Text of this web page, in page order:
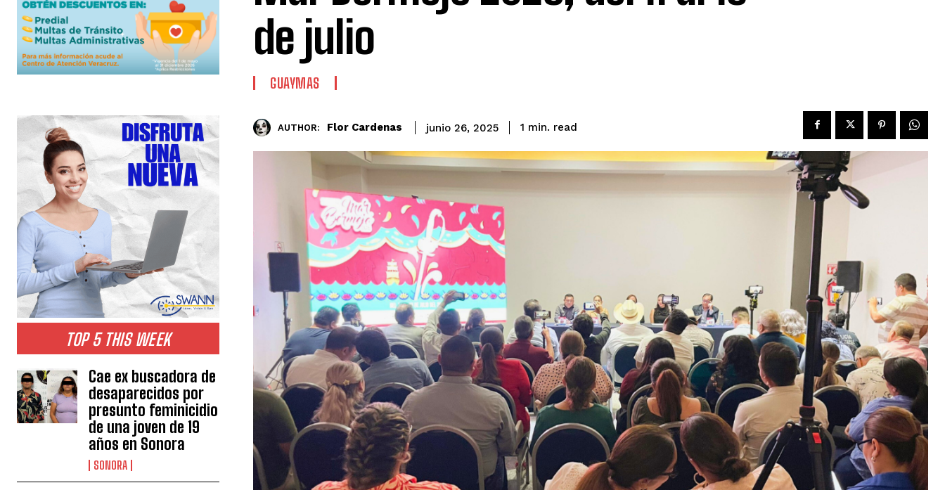
TOP 5 THIS WEEK
Cae ex buscadora de
desaparecidos por
presunto feminicidio
de una joven de 19
años en Sonora
SONORA
de julio
GUAYMAS
AUTHOR: Flor Cardenas junio 26, 2025 1 min. read